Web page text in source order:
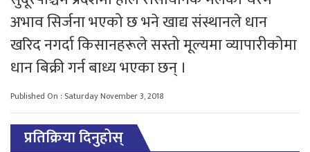
अभाव सिर्जना भएको छ भने खाद्य संस्थानले धान
खरिद नगर्दा किसानहरूले सस्तो मूल्यमा व्यापारीकोमा
धान बिक्री गर्न बाध्य भएका छन् ।
Published On : Saturday November 3, 2018
प्रतिक्रिया दिनुहोस्